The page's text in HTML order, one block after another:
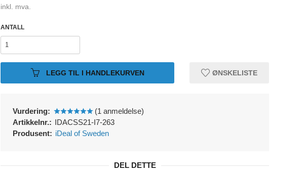
Rabatt
inkl. mva.
ANTALL
LEGG TIL I HANDLEKURVEN ØNSKELISTE
Vurdering:
(1 anmeldelse)
Artikkelnr.: IDACSS21-I7-263
Produsent: iDeal of Sweden
DEL DETTE